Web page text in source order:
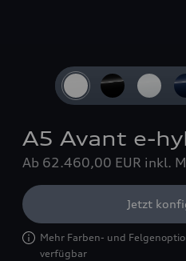
A5 Avant e-
Ab 62.460,00 EUR inkl.
Jetzt
Mehr Farben- und
verfügbar